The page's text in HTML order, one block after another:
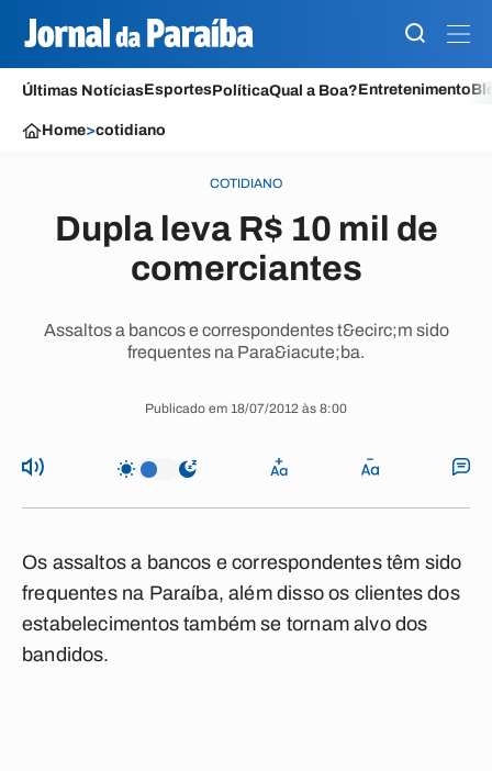
Últimas NotíciasEsportesPolíticaQual a Boa?Entretenimento
Home>cotidiano
COTIDIANO
Dupla leva R$ 10 mil de
comerciantes
Assaltos a bancos e correspondentes t&ecirc;m sido
frequentes na Para&iacute;ba.
Publicado em 18/07/2012 às 8:00
Os assaltos a bancos e correspondentes têm sido
frequentes na Paraíba, além disso os clientes dos
estabelecimentos também se tornam alvo dos
bandidos.